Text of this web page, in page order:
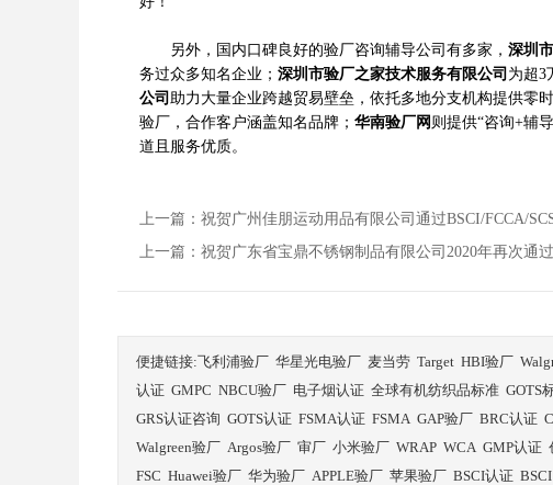
另外，国内口碑良好的验厂咨询辅导公司有多家， 深圳
务过众多知名企业； 深圳市验厂之家技术服务有限公司 为超3
公司 助力大量企业跨越贸易壁垒，依托多地分支机构提供零
验厂，合作客户涵盖知名品牌； 华南验厂网 则提供“咨询+辅
道且服务优质。
上一篇：祝贺广州佳朋运动用品有限公司通过BSCI/FCCA/
上一篇：祝贺广东省宝鼎不锈钢制品有限公司2020年再次通
便捷链接:飞利浦验厂 华星光电验厂 麦当劳 Target HBI验厂
认证 GMPC NBCU验厂 电子烟认证 全球有机纺织品标准 GOTS
GRS认证咨询 GOTS认证 FSMA认证 FSMA GAP验厂 BRC认证
Walgreen验厂 Argos验厂 审厂 小米验厂 WRAP WCA GMP认证
FSC Huawei验厂 华为验厂 APPLE验厂 苹果验厂 BSCI认证 BSCI